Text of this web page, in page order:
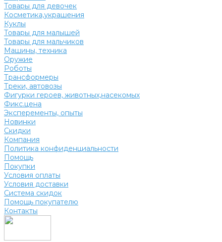
Товары для девочек
Косметика,украшения
Куклы
Товары для малышей
Товары для мальчиков
Машины, техника
Оружие
Роботы
Трансформеры
Треки, автовозы
Фигурки героев, животных,насекомых
Фикс.цена
Эксперементы, опыты
Новинки
Скидки
Компания
Политика конфиденциальности
Помощь
Покупки
Условия оплаты
Условия доставки
Система скидок
Помощь покупателю
Контакты